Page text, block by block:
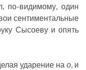
по-видимому, один
сентиментальные
Сысоеву и опять
ударение нао, и